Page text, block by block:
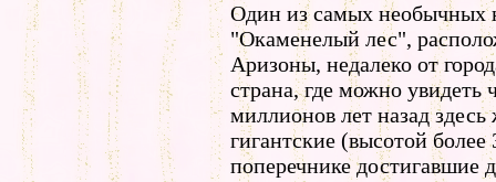
Один из самых
"Окаменелый лес",
Аризоны, недалеко от
страна, где можно увидеть
миллионов лет назад
гигантские (высотой более
поперечнике достигавшие